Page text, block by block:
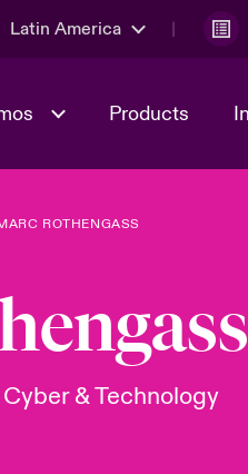
Latin America
y el comité de
y valores
Products
ciber
ROTHENGASS
& Technology